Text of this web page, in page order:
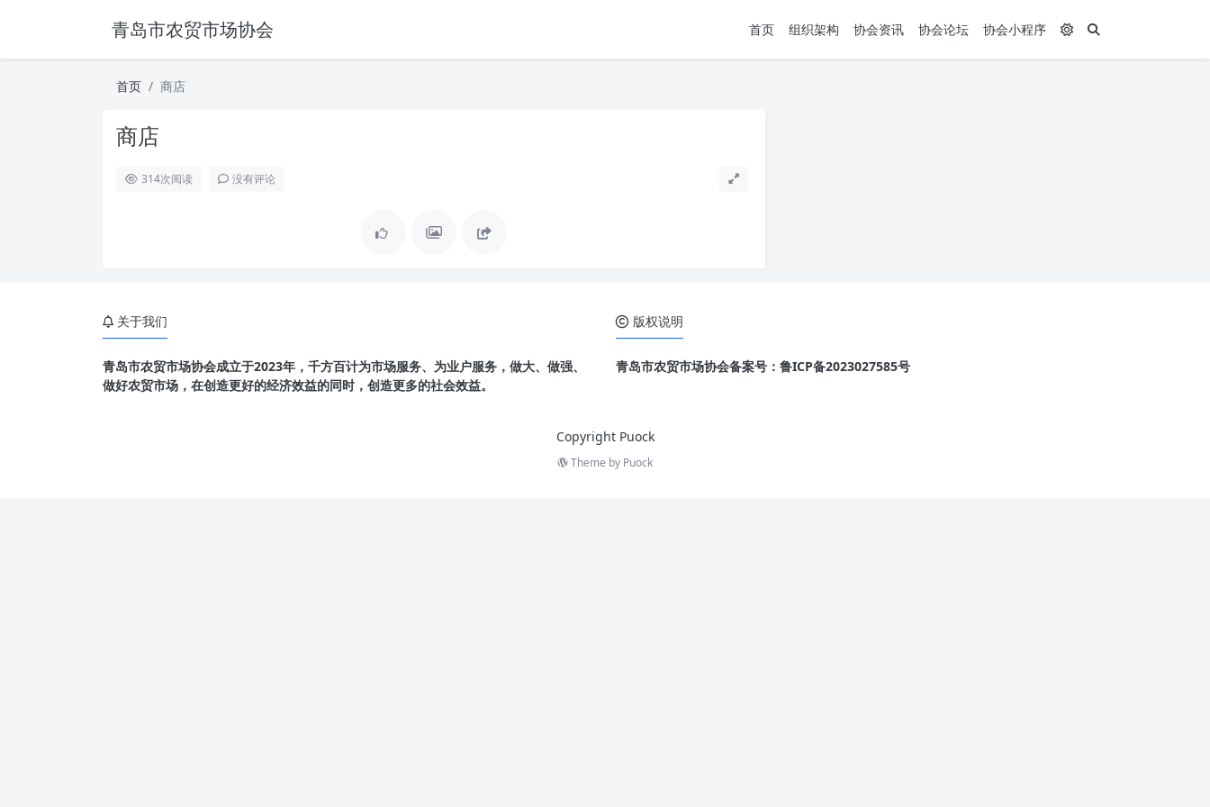
青岛市农贸市场协会 首页 组织架构 协会资讯 协会论坛 协会小程序
首页 商店
商店
314次阅读 没有评论
关于我们
青岛市农贸市场协会成立于2023年，千方百计为市场服务、为业户服务，做大、做强、
做好农贸市场，在创造更好的经济效益的同时，创造更多的社会效益。
版权说明
青岛市农贸市场协会备案号：鲁ICP备2023027585号
Copyright Puock
Theme by Puock